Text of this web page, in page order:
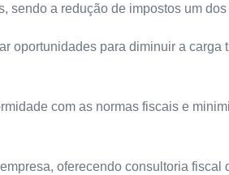
sendo a redução de impostos um
oportunidades para diminuir a carga
com as normas fiscais e
oferecendo consultoria fiscal